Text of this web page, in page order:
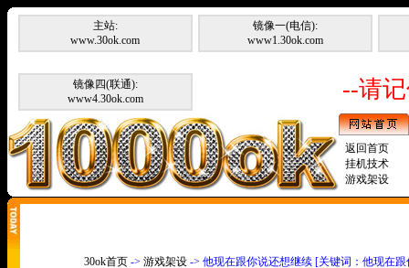
主站:
www.30ok.com
镜像一(电信):
www1.30ok.com
镜像四(联通):
www4.30ok.com
--请
返回首页
挂机技术
游戏架设
30ok首页 -> 游戏架设 -> 他现在跟你说还想继续 [关键词：他现在